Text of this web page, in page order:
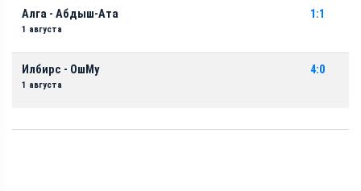
Алга - Абдыш-Ата
1 августа
1:1
Илбирс - ОшМу
1 августа
4:0